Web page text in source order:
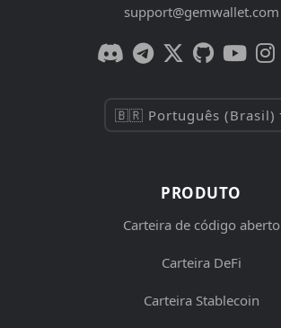
support@gemwallet.com
🇧🇷 Português (Brasil)
PRODUTO
Carteira de código aberto
Carteira DeFi
Carteira Stablecoin